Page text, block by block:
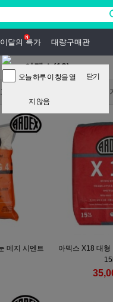
이달의 특가 대량구매관
오늘 하루 이 창을 열
지 않음
닫기
아덱스(18)
리
메지 시멘트
아덱스 X18 대형